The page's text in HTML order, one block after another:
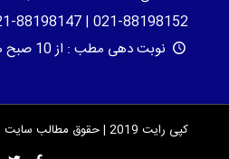
88198152-021 | 88198147-021 | 88195623-021
نوبت دهی مطب : از 10 صبح هر روز
کپی رایت 2019 | حقوق مطالب سایت محفوظ می باشد .